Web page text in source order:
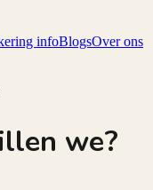
infoBlogsOver ons
we?